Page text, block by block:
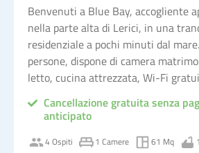
Benvenuti a Blue Bay, accogliente
nella parte alta di Lerici, in una
residenziale a pochi minuti dal
persone, dispone di camera
letto, cucina attrezzata, Wi-Fi
balconcini. Situato al primo piano
parcheggio condominiale, è la scelta
vacanza all’insegna di relax, mare e
bellezze della costa ligure.
Cancellazione gratuita senza
anticipato
4 Ospiti 1 Camere 61 Mq